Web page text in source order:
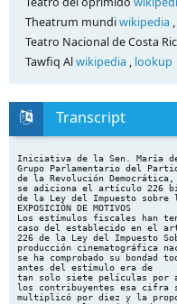
Theatrum mundiwikipedia ,
Teatro Nacional de Costa
Tawfiq Alwikipedia , lookup
Transcript
Iniciativa de la Sen. María de Lourdes Rojo e Incháustegui, del Grupo Parlamentario del Partido de la Revolución Democrática, con proyecto de Decreto por el que se adiciona el artículo 226 bis de la Ley del Impuesto sobre la Renta. EXPOSICIÓN DE MOTIVOS Los estímulos fiscales han tenido una eficacia diversa, pero en el caso del establecido en el artículo 226 de la Ley del Impuesto Sobre la Renta para fomentar la producción cinematográfica nacional se ha comprobado su bondad toda vez que el número de producciones antes del estímulo era de tan solo siete películas por año y a partir de la participación de los contribuyentes esa cifra se multiplicó por diez y la proporción sigue en incremento. ¿No es ese el propósito de un estímulo, no se trata de detonar una actividad que, además de generar empleo y dar valor agregado y producir una derrama económica notable, también reactiva nuestra vida cultural, replantea la importancia de nuestras industrias cultural y, en particular fortalece nuestra identidad y cohesión como sociedad? Nadie puede poner en entredicho los beneficios de un estímulo de tan diversos efectos y alcances, razón por la cual ahora, en esta iniciativa se plantea establecer un estímulo para una actividad que, como el cine, es fundamental en nuestra formación intelectual, afectiva y social, el teatro. El teatro es, sin duda, una de las artes más antiguas e influyentes en la vida de nuestra especie; en un escenario, no importa las características de éste se reta al espectador mediante la representación, se le provoca para que mediante un ejercicio definitivamente intelectual se enfrente mediante la ficción a su realidad. El espectador abandona momentáneamente la realidad para sumergirse en un mundo alternativo que apela a sus más íntimas emociones y pulsiones; desde su existencia real, el espectador se somete a un proceso de estímulo, reacción y catarsis para volver transformado a su vida cotidiana. Cuando no existían los libros, el cine ni la televisión, donde no había sino un espacio comunitario que lo mismo servía para debatir, festejar y resolver los problemas de todos, ese espacio se veía transformado en un sitio de excepción mediante el teatro. Muchos de nosotros podemos recordar las representaciones en nuestros pueblos o escuelas mediante los cuales aprendimos los rudimentos de nuestra vida civil y nuestra historia y sus protagonistas; muchos aprendimos en esos espacios sobre la diversidad y la complejidad de los sentimientos que habríamos de encontrar en nuestra vida personal y colectiva. Desde la antigüedad, se formaron compañías itinerantes que iban de pueblo en pueblo, llevando noticias y emociones, compañías de teatro que cumplían con una función social como comunicadores y hasta amenizadores; no por nada fueron acogidos por reyes y gobernantes, no por nada los teatros se convirtieron en lugares de reunión para el pueblo y los intelectuales, espacios donde las ideas fluían como una corriente vitalizadora de mentes y corazones. El teatro, la obra dramática se encuentran en el fondo de todas nuestras maneras de representar la realidad, de analizarla y hasta criticarla. Sin embargo, ha habido quienes consideran que el teatro en particular y todas las artes en general, tienen un carácter subversivo que siempre ha sido combatido por toda clase de dictaduras. A pesar de todo los actos represivos que han afectado el desarrollo del teatro, su vida está tan profundamente vinculada al proceso de liberación de las sociedades que siempre ha encontrado gente que se entrega con pasión a vivir una vocación que involucra a un gran equipo humano. Pensemos en los clásicos griegos que nos han ilustrado sobre las profundidades de las pasiones, a Shakespeare, Calderón de la Barca, Juan Ruiz de Alarcón, Moliere, Brecht, Miller, Carballido, Magaña, Argüelles, Leñero, o Rascón Banda, autores que no sólo han escrito sino que han vivido el teatro en todos sus aspectos, que han hecho del teatro una forma de experiencia humana excepcional; pensemos en todos los directores, escenógrafos, iluminadores y tramoyistas que intervienen en darle vida al texto, en las actrices y actores que le dan presencia a lo imaginario, que hacen que la vida en escena nos sea próxima en la vida diaria. Pensemos en esos grupos de trabajadores teatrales que lo mismo montan una obra en un teatro que, como en los inicios, en cualquier espacio disponible, pensemos… pensemos aunque sea un poco… Creo que lo mejor para ilustrar sobre la importancia del teatro en cualquier sociedad,